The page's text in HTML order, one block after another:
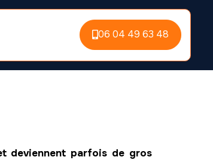
06 04 49 63 48
deviennent parfois de gros